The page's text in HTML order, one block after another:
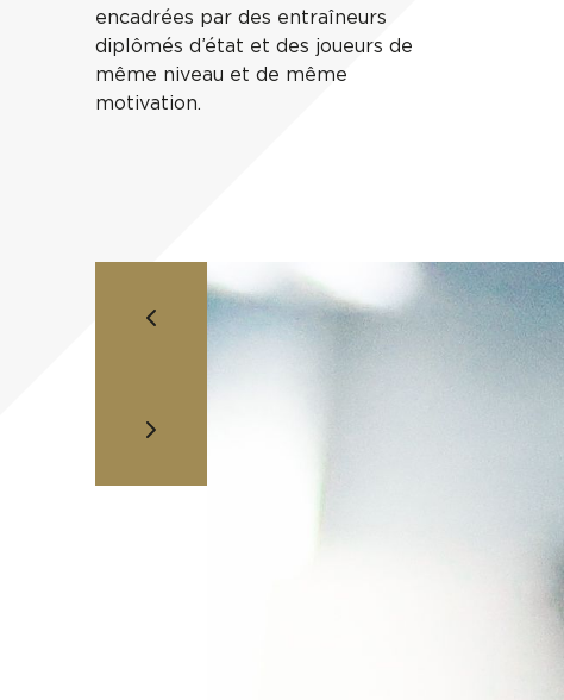
encadrées par des entraîneurs
diplômés d’état et des joueurs de
même niveau et de même
motivation.